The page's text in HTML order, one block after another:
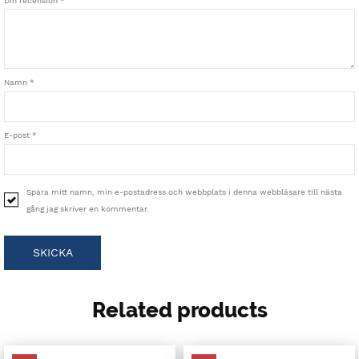
Namn*
E-post*
Spara mitt namn, min e-postadress och webbplats i denna webbläsare till nästa
gång jag skriver en kommentar.
Related products